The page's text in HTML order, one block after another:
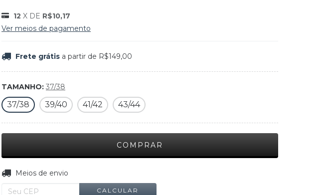
12 X DE R$10,17
Ver meios de pagamento
Frete grátis a partir de R$149,00
TAMANHO: 37/38
37/38 39/40 41/42 43/44
Entregas para o CEP:
Meios de envio
CALCULAR